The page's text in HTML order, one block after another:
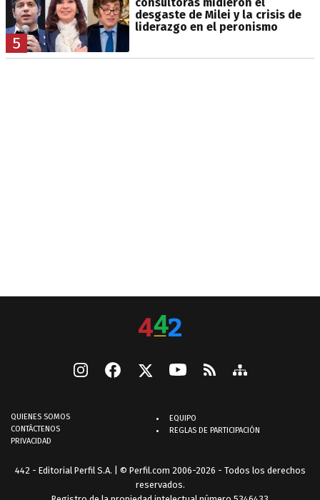
5
consultoras midieron el
desgaste de Milei y la crisis de
liderazgo en el peronismo
QUIENES SOMOS
CONTÁCTENOS
PRIVACIDAD
EQUIPO
REGLAS DE PARTICIPACIÓN
442 - Editorial Perfil S.A. | © Perfil.com 2006-2026 - Todos los derechos
reservados.